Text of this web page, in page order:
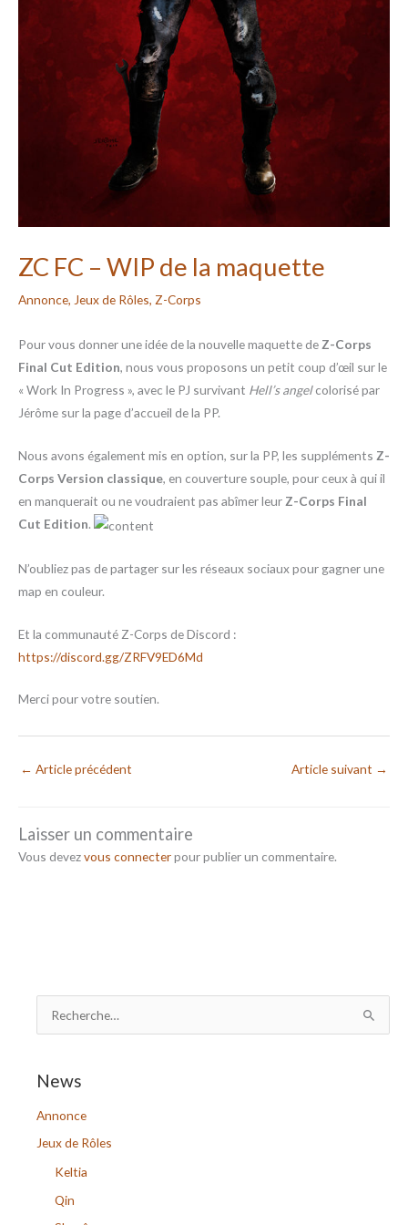
h
e
r
News
Annonce
Jeux de Rôles
Keltia
Qin
ZC FC – WIP de la maquette
Annonce, Jeux de Rôles, Z-Corps
Pour vous donner une idée de la nouvelle maquette de Z-Corps
Final Cut Edition, nous vous proposons un petit coup d’œil sur le
« Work In Progress », avec le PJ survivant Hell’s angelcolorisé par
Jérôme sur la page d’accueil de la PP.
Nous avons également mis en option, sur la PP, les suppléments Z-
Corps Version classique, en couverture souple, pour ceux à qui il
en manquerait ou ne voudraient pas abîmer leur Z-Corps Final
Cut Edition.
N’oubliez pas de partager sur les réseaux sociaux pour gagner une
map en couleur.
Et la communauté Z-Corps de Discord :
https://discord.gg/ZRFV9ED6Md
Merci pour votre soutien.
← Article précédent Article suivant →
Laisser un commentaire
Vous devezvous connecterpour publier un commentaire.